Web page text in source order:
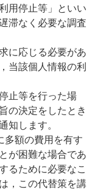
用停止等」といい
滞なく必要な調査
に応じる必要があ
当該個人情報の利
止等を行った場
の決定をしたとき
知します。
多額の費用を有す
が困難な場合であ
るために必要なこ
，この代替策を講